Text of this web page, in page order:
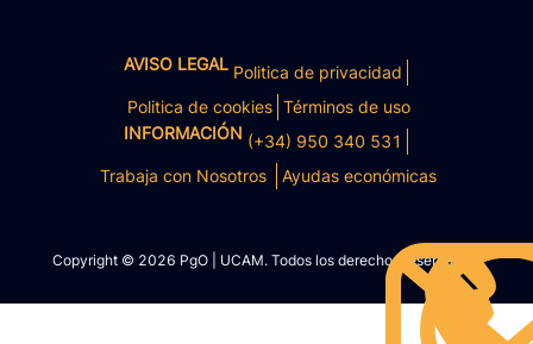
AVISO LEGAL Politica de privacidad
Politica de cookies Términos de uso
INFORMACIÓN (+34) 950 340 531
Trabaja con Nosotros
Ayudas económicas
Copyright © 2026 PgO | UCAM. Todos los derechos reservados.